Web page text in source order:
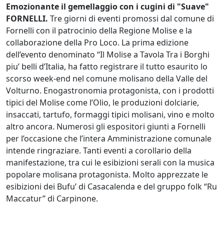
Emozionante il gemellaggio con i cugini di "Suave"
FORNELLI. Tre giorni di eventi promossi dal comune di
Fornelli con il patrocinio della Regione Molise e la
collaborazione della Pro Loco. La prima edizione
dell’evento denominato “Il Molise a Tavola Tra i Borghi
piu’ belli d’Italia, ha fatto registrare il tutto esaurito lo
scorso week-end nel comune molisano della Valle del
Volturno. Enogastronomia protagonista, con i prodotti
tipici del Molise come l’Olio, le produzioni dolciarie,
insaccati, tartufo, formaggi tipici molisani, vino e molto
altro ancora. Numerosi gli espositori giunti a Fornelli
per l’occasione che l’intera Amministrazione comunale
intende ringraziare. Tanti eventi a corollario della
manifestazione, tra cui le esibizioni serali con la musica
popolare molisana protagonista. Molto apprezzate le
esibizioni dei Bufu’ di Casacalenda e del gruppo folk “Ru
Maccatur” di Carpinone.